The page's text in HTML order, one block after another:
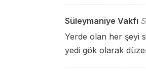
Süleymaniye Vakfı
Yerde olan her şeyi
yedi gök olarak